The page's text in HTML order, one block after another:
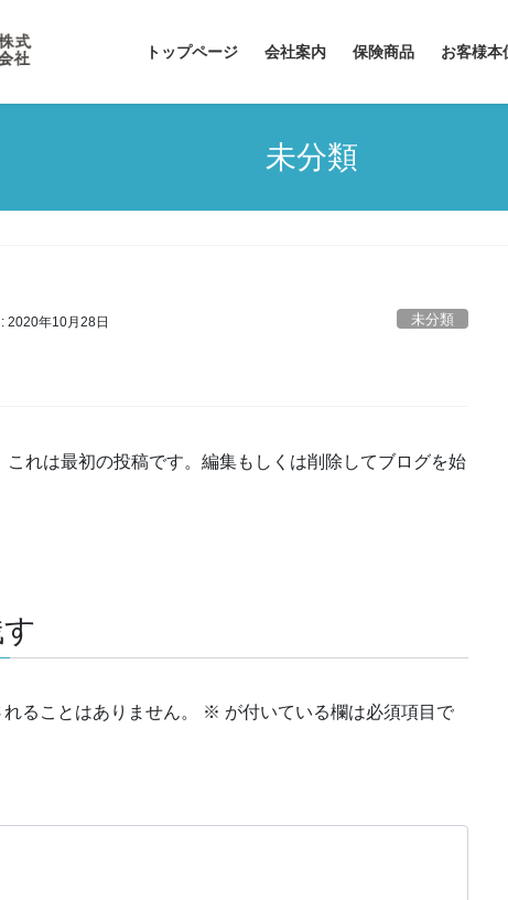
トップページ 会社案内 保険商品 お客様本
未分類
2020年10月28日 未分類
これは最初の投稿です。編集もしくは削除してブログを始
ることはありません。 ※ が付いている欄は必須項目で